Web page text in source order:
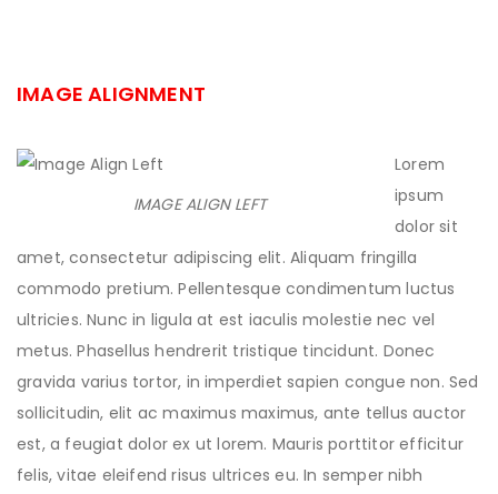
IMAGE ALIGNMENT
IMAGE ALIGN LEFT
Lorem
ipsum
dolor sit
amet, consectetur adipiscing elit. Aliquam fringilla
commodo pretium. Pellentesque condimentum luctus
ultricies. Nunc in ligula at est iaculis molestie nec vel
metus. Phasellus hendrerit tristique tincidunt. Donec
gravida varius tortor, in imperdiet sapien congue non. Sed
sollicitudin, elit ac maximus maximus, ante tellus auctor
est, a feugiat dolor ex ut lorem. Mauris porttitor efficitur
felis, vitae eleifend risus ultrices eu. In semper nibh